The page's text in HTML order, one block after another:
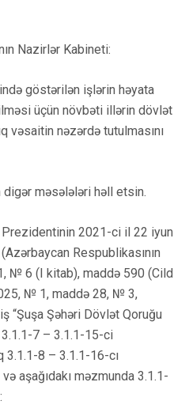
Nazirlər Kabineti:
göstərilən işlərin həyata
üçün növbəti illərin dövlət
vəsaitin nəzərdə tutulmasını
digər məsələləri həll etsin.
2021-ci il 22 iyun
Respublikasının
№ 6 (I kitab), maddə 590 (Cild
№ 1, maddə 28, № 3,
“Şuşa Şəhəri Dövlət Qoruğu
7 – 3.1.1-15-ci
3.1.1-8 – 3.1.1-16-cı
aşağıdakı məzmunda 3.1.1-